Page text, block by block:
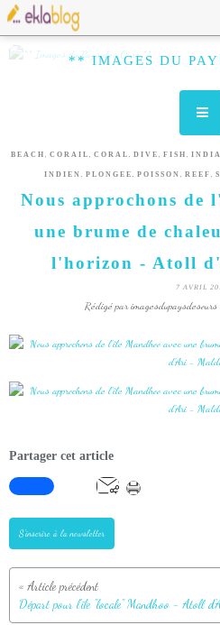
** IMAGES DU
BEACH , CORAIL , CORAL , DIVE , FISH ,
INDIEN , PLONGEE , POISSON , REEF ,
Nous approchons de
une brume de
l'horizon - Atoll
7 AVRIL
Rédigé par
Partager cet article
S'inscrire à la newsletter
Départ pour l'île "locale" Mandhoo - Atoll